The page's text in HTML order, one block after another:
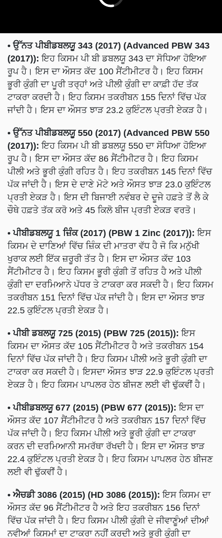
• ਉੱਨਤ ਪੀਬੀਡਬਲਯੂ 343 (2017) (Advanced PBW 343
(2017)): ਇਹ ਕਿਸਮ ਪੀ ਬੀ ਡਬਲਯੂ 343 ਦਾ ਸੋਧਿਆ ਹੋਇਆ
ਰੂਪ ਹੈ। ਇਸ ਦਾ ਔਸਤ ਕੱਦ 100 ਸੈਂਟੀਮੀਟਰ ਹੈ। ਇਹ ਕਿਸਮ
ਭੂਰੀ ਕੁੰਗੀ ਦਾ ਪੂਰੀ ਤਰ੍ਹਾਂ ਅਤੇ ਪੀਲੀ ਕੁੰਗੀ ਦਾ ਕਾਫ਼ੀ ਹੱਦ ਤੱਕ
ਟਾਕਰਾ ਕਰਦੀ ਹੈ। ਇਹ ਕਿਸਮ ਤਕਰੀਬਨ 155 ਦਿਨਾਂ ਵਿੱਚ ਪੱਕ
ਜਾਂਦੀ ਹੈ। ਇਸ ਦਾ ਔਸਤ ਝਾੜ 23.2 ਕੁਇੰਟਲ ਪ੍ਰਤੀ ਏਕੜ ਹੈ।
• ਉੱਨਤ ਪੀਬੀਡਬਲਯੂ 550 (2017) (Advanced PBW 550
(2017)): ਇਹ ਕਿਸਮ ਪੀ ਬੀ ਡਬਲਯੂ 550 ਦਾ ਸੋਧਿਆ ਹੋਇਆ
ਰੂਪ ਹੈ। ਇਸ ਦਾ ਔਸਤ ਕੱਦ 86 ਸੈਂਟੀਮੀਟਰ ਹੈ। ਇਹ ਕਿਸਮ
ਪੀਲੀ ਅਤੇ ਭੂਰੀ ਕੁੰਗੀ ਰਹਿਤ ਹੈ। ਇਹ ਤਕਰੀਬਨ 145 ਦਿਨਾਂ ਵਿੱਚ
ਪੱਕ ਜਾਂਦੀ ਹੈ। ਇਸ ਦੇ ਦਾਣੇ ਮੋਟੇ ਅਤੇ ਔਸਤ ਝਾੜ 23.0 ਕੁਇੰਟਲ
ਪ੍ਰਤੀ ਏਕੜ ਹੈ। ਇਸ ਦੀ ਬਿਜਾਈ ਨਵੰਬਰ ਦੇ ਦੂਜੇ ਹਫ਼ਤੇ ਤੋਂ ਲੈ ਕੇ
ਚੌਥੇ ਹਫ਼ਤੇ ਤੱਕ ਕਰੋ ਅਤੇ 45 ਕਿਲੋ ਬੀਜ ਪ੍ਰਤੀ ਏਕੜ ਵਰਤੋ।
• ਪੀਬੀਡਬਲਯੂ 1 ਜ਼ਿੰਕ (2017) (PBW 1 Zinc (2017)): ਇਸ
ਕਿਸਮ ਦੇ ਦਾਣਿਆਂ ਵਿੱਚ ਜ਼ਿੰਕ ਦੀ ਮਾਤਰਾ ਵੱਧ ਹੈ ਜੋ ਕਿ ਮਨੁੱਖੀ
ਖੁਰਾਕ ਲਈ ਇੱਕ ਜ਼ਰੂਰੀ ਤੱਤ ਹੈ। ਇਸ ਦਾ ਔਸਤ ਕੱਦ 103
ਸੈਂਟੀਮੀਟਰ ਹੈ। ਇਹ ਕਿਸਮ ਭੂਰੀ ਕੁੰਗੀ ਤੋਂ ਰਹਿਤ ਹੈ ਅਤੇ ਪੀਲੀ
ਕੁੰਗੀ ਦਾ ਦਰਮਿਆਨੇ ਪੱਧਰ ਤੇ ਟਾਕਰਾ ਕਰ ਸਕਦੀ ਹੈ। ਇਹ ਕਿਸਮ
ਤਕਰੀਬਨ 151 ਦਿਨਾਂ ਵਿੱਚ ਪੱਕ ਜਾਂਦੀ ਹੈ। ਇਸ ਦਾ ਔਸਤ ਝਾੜ
22.5 ਕੁਇੰਟਲ ਪ੍ਰਤੀ ਏਕੜ ਹੈ।
• ਪੀਬੀ ਡਬਲਯੂ 725 (2015) (PBW 725 (2015)): ਇਸ
ਕਿਸਮ ਦਾ ਔਸਤ ਕੱਦ 105 ਸੈਂਟੀਮੀਟਰ ਹੈ ਅਤੇ ਤਕਰੀਬਨ 154
ਦਿਨਾਂ ਵਿੱਚ ਪੱਕ ਜਾਂਦੀ ਹੈ। ਇਹ ਕਿਸਮ ਪੀਲੀ ਅਤੇ ਭੂਰੀ ਕੁੰਗੀ ਦਾ
ਟਾਕਰਾ ਕਰ ਸਕਦੀ ਹੈ। ਇਸਦਾ ਔਸਤ ਝਾੜ 22.9 ਕੁਇੰਟਲ ਪ੍ਰਤੀ
ਏਕੜ ਹੈ। ਇਹ ਕਿਸਮ ਪਾਪਲਰ ਹੇਠ ਬੀਜਣ ਲਈ ਵੀ ਢੁੱਕਵੀਂ ਹੈ।
• ਪੀਬੀਡਬਲਯੂ 677 (2015) (PBW 677 (2015)): ਇਸ ਦਾ
ਔਸਤ ਕੱਦ 107 ਸੈਂਟੀਮੀਟਰ ਹੈ ਅਤੇ ਤਕਰੀਬਨ 157 ਦਿਨਾਂ ਵਿੱਚ
ਪੱਕ ਜਾਂਦੀ ਹੈ। ਇਹ ਕਿਸਮ ਪੀਲੀ ਅਤੇ ਭੂਰੀ ਕੁੰਗੀ ਦਾ ਟਾਕਰਾ
ਕਰਨ ਦੀ ਦਰਮਿਆਨੀ ਸਮਰੱਥਾ ਰੱਖਦੀ ਹੈ। ਇਸ ਦਾ ਔਸਤ ਝਾੜ
22.4 ਕੁਇੰਟਲ ਪ੍ਰਤੀ ਏਕੜ ਹੈ। ਇਹ ਕਿਸਮ ਪਾਪਲਰ ਹੇਠ ਬੀਜਣ
ਲਈ ਵੀ ਢੁੱਕਵੀਂ ਹੈ।
• ਐਚਡੀ 3086 (2015) (HD 3086 (2015)): ਇਸ ਕਿਸਮ ਦਾ
ਔਸਤ ਕੱਦ 96 ਸੈਂਟੀਮੀਟਰ ਹੈ ਅਤੇ ਇਹ ਤਕਰੀਬਨ 156 ਦਿਨਾਂ
ਵਿੱਚ ਪੱਕ ਜਾਂਦੀ ਹੈ। ਇਹ ਕਿਸਮ ਪੀਲੀ ਕੁੰਗੀ ਦੇ ਜੀਵਾਣੂੰਆਂ ਦੀਆਂ
ਨਵੀਆਂ ਕਿਸਮਾਂ ਦਾ ਟਾਕਰਾ ਨਹੀਂ ਕਰਦੀ ਅਤੇ ਭੂਰੀ ਕੁੰਗੀ ਦਾ